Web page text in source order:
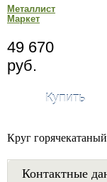
Металлист
Маркет
49 670
руб.
Купить
Круг
Контактные